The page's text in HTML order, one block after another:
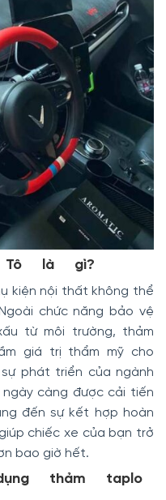
Tô là gì?
kiện nội thất không thể
chức năng bảo vệ
từ môi trường, thảm
giá trị thẩm mỹ cho
phát triển của ngành
càng được cải tiến
đến sự kết hợp hoàn
chiếc xe của bạn trở
bao giờ hết.
thảm taplo